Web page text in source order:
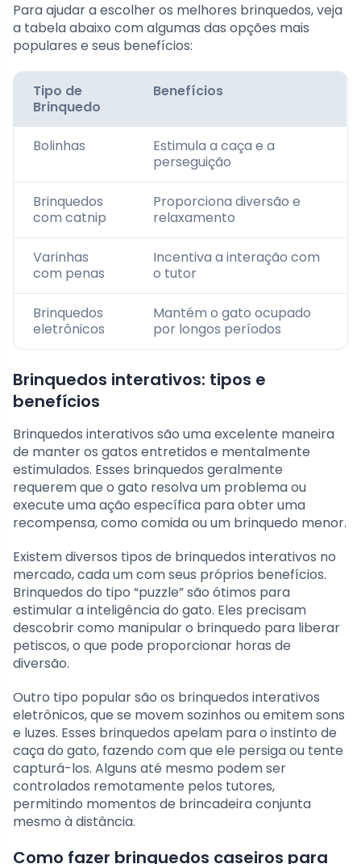
Para ajudar a escolher os melhores brinquedos, veja
a tabela abaixo com algumas das opções mais
populares e seus benefícios:
Tipo de
Brinquedo
Benefícios
Bolinhas
Estimula a caça e a
perseguição
Brinquedos
com catnip
Proporciona diversão e
relaxamento
Varinhas
com penas
Incentiva a interação com
o tutor
Brinquedos
eletrônicos
Mantém o gato ocupado
por longos períodos
Brinquedos interativos: tipos e
benefícios
Brinquedos interativos são uma excelente maneira
de manter os gatos entretidos e mentalmente
estimulados. Esses brinquedos geralmente
requerem que o gato resolva um problema ou
execute uma ação específica para obter uma
recompensa, como comida ou um brinquedo menor.
Existem diversos tipos de brinquedos interativos no
mercado, cada um com seus próprios benefícios.
Brinquedos do tipo “puzzle” são ótimos para
estimular a inteligência do gato. Eles precisam
descobrir como manipular o brinquedo para liberar
petiscos, o que pode proporcionar horas de
diversão.
Outro tipo popular são os brinquedos interativos
eletrônicos, que se movem sozinhos ou emitem sons
e luzes. Esses brinquedos apelam para o instinto de
caça do gato, fazendo com que ele persiga ou tente
capturá-los. Alguns até mesmo podem ser
controlados remotamente pelos tutores,
permitindo momentos de brincadeira conjunta
mesmo à distância.
Como fazer brinquedos caseiros para